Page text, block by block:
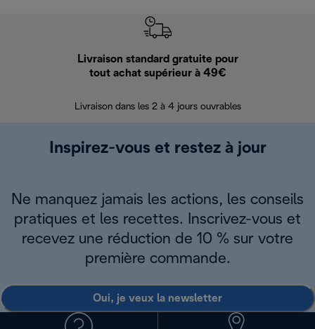
Livraison standard gratuite pour
tout achat supérieur à 49€
Livraison dans les 2 à 4 jours ouvrables
Inspirez-vous et restez à jour
Ne manquez jamais les actions, les conseils
pratiques et les recettes. Inscrivez-vous et
recevez une réduction de 10 % sur votre
première commande.
Oui, je veux la newsletter